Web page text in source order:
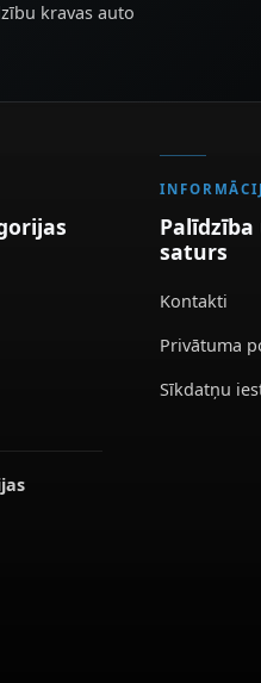
kravas auto
Palīdzība
saturs
Kontakti
Privātuma
Sīkdatņu